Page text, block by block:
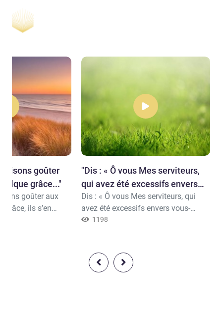
"Dis : « Ô vous Mes serviteurs,
qui avez été excessifs envers
vous-mêmes !..."
Dis : « Ô vous Mes serviteurs, qui
avez été excessifs envers vous-
mêmes ! Ne désespérez point de la
est l’Absoluteur, le Tout
Miséricordieux.(Az-Zumar, Les
1198
faisons goûter
grâce..."
goûter aux
ils s’en